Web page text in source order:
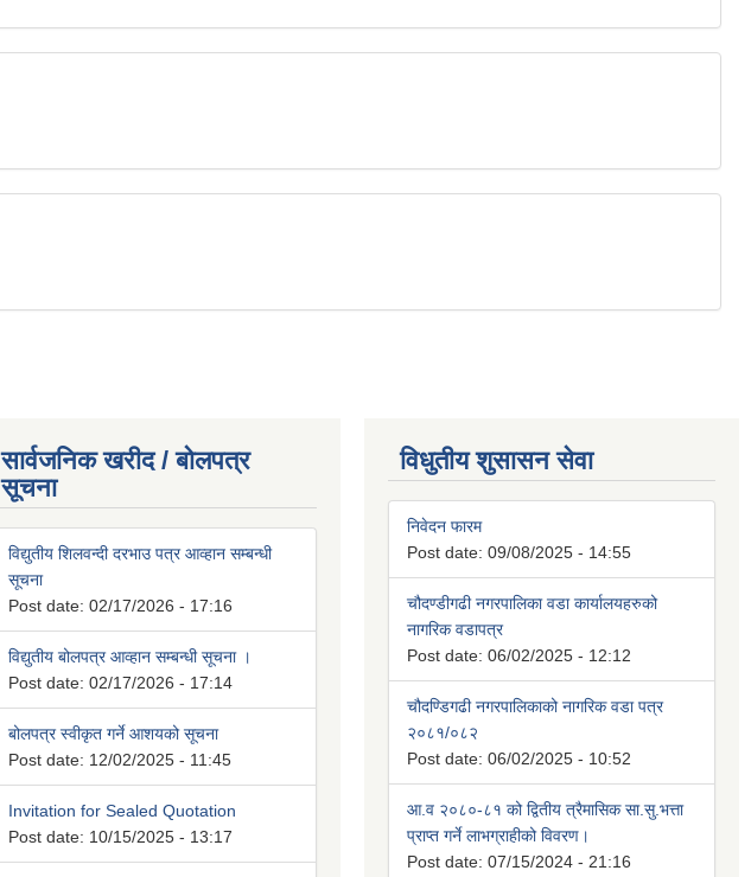
सार्वजनिक खरीद / बोलपत्र
सूचना
विद्युतीय शिलवन्दी दरभाउ पत्र आव्हान सम्बन्धी
सूचना
Post date: 02/17/2026 - 17:16
विद्युतीय बोलपत्र आव्हान सम्बन्धी सूचना ।
Post date: 02/17/2026 - 17:14
बोलपत्र स्वीकृत गर्ने आशयको सूचना
Post date: 12/02/2025 - 11:45
Invitation for Sealed Quotation
Post date: 10/15/2025 - 13:17
विधुतीय शुसासन सेवा
निवेदन फारम
Post date: 09/08/2025 - 14:55
चौदण्डीगढी नगरपालिका वडा कार्यालयहरुको
नागरिक वडापत्र
Post date: 06/02/2025 - 12:12
चौदण्डिगढी नगरपालिकाको नागरिक वडा पत्र
२०८१/०८२
Post date: 06/02/2025 - 10:52
आ.व २०८०-८१ को द्वितीय त्रैमासिक सा.सु.भत्ता
प्राप्त गर्ने लाभग्राहीको विवरण।
Post date: 07/15/2024 - 21:16